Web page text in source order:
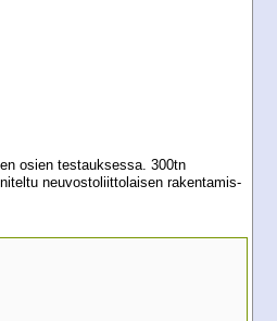
osien testauksessa. 300tn
neuvostoliittolaisen rakentamis-